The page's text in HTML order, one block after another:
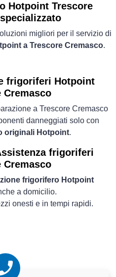
Hotpoint Trescore
migliori per il servizio di
a Trescore Cremasco.
frigoriferi Hotpoint
Cremasco
a Trescore Cremasco
danneggiati solo con
originali Hotpoint.
frigoriferi
Cremasco
frigorifero Hotpoint
a domicilio.
onesti e in tempi rapidi.